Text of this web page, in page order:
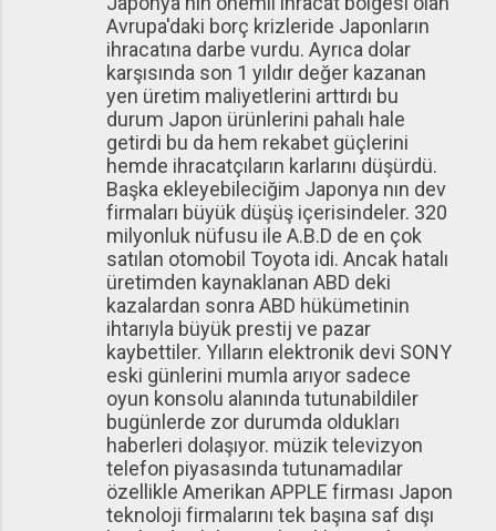
Avrupa'daki borç krizleride Japonların
ihracatına darbe vurdu. Ayrıca dolar
karşısında son 1 yıldır değer kazanan
yen üretim maliyetlerini arttırdı bu
durum Japon ürünlerini pahalı hale
getirdi bu da hem rekabet güçlerini
hemde ihracatçıların karlarını düşürdü.
Başka ekleyebileciğim Japonya nın dev
firmaları büyük düşüş içerisindeler. 320
milyonluk nüfusu ile A.B.D de en çok
satılan otomobil Toyota idi. Ancak hatalı
üretimden kaynaklanan ABD deki
kazalardan sonra ABD hükümetinin
ihtarıyla büyük prestij ve pazar
kaybettiler. Yılların elektronik devi SONY
eski günlerini mumla arıyor sadece
oyun konsolu alanında tutunabildiler
bugünlerde zor durumda oldukları
haberleri dolaşıyor. müzik televizyon
telefon piyasasında tutunamadılar
özellikle Amerikan APPLE firması Japon
teknoloji firmalarını tek başına saf dışı